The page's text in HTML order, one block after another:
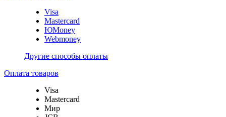
Visa
Mastercard
ЮMoney
Webmoney
Другие способы оплаты
Оплата товаров
Visa
Mastercard
Мир